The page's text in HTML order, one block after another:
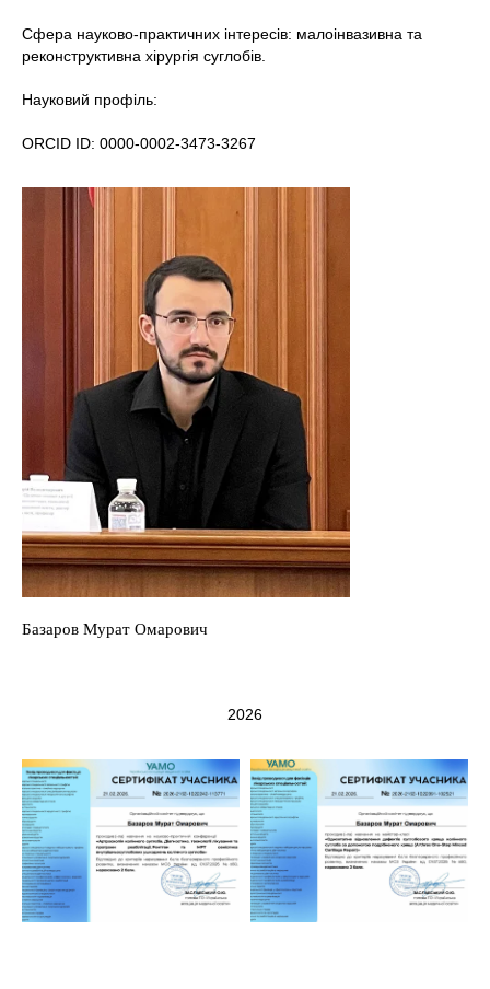
Сфера науково-практичних інтересів: малоінвазивна та
реконструктивна хірургія суглобів.
Науковий профіль:
ORCID ID: 0000-0002-3473-3267
Базаров Мурат Омарович
2026